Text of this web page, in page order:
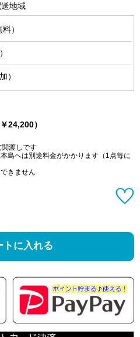
地域
）
）
24,200）
渡しです
島へは別途料金がかかります（1点毎に
きません
トに入れる